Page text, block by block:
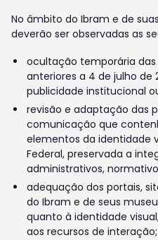
No âmbito do Ibram e de
deverão ser observadas as
ocultação temporária
anteriores a 4 de julho de
publicidade institucional
revisão e adaptação das
comunicação que
elementos da identidade
Federal, preservada a
administrativos,
adequação dos portais,
do Ibram e de seus
quanto à identidade
aos recursos de interação;